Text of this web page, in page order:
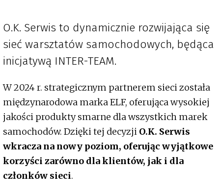
O.K. Serwis to dynamicznie rozwijająca się
sieć warsztatów samochodowych, będąca
inicjatywą INTER-TEAM.
W 2024 r. strategicznym partnerem sieci została
międzynarodowa marka ELF, oferująca wysokiej
jakości produkty smarne dla wszystkich marek
samochodów. Dzięki tej decyzji O.K. Serwis
wkracza na nowy poziom, oferując wyjątkowe
korzyści zarówno dla klientów, jak i dla
członków sieci.